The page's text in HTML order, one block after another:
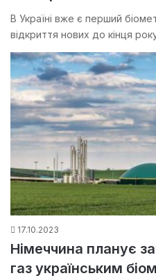
В Україні вже є перший
відкриття нових до кінця
17.10.2023
Німеччина планує
газ українським